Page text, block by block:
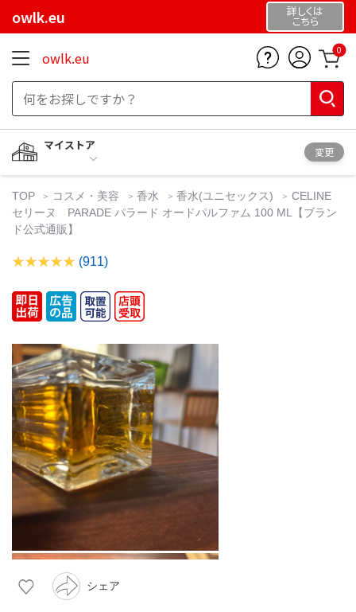
owlk.eu 詳しくは
こちら
owlk.eu 0
マイストア
変更
TOP コスメ・美容 香水 香水(ユニセックス)
CELINE
セリーヌ PARADE パラード オードパルファム 100 ML【ブラン
ド公式通販】
(911)
シェア